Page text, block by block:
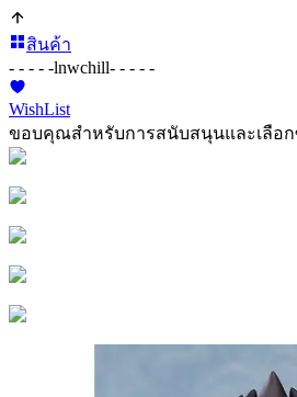
สินค้า
- - - - -lnwchill- - - - -
WishList
ขอบคุณสำหรับการสนับสนุนและเลือก